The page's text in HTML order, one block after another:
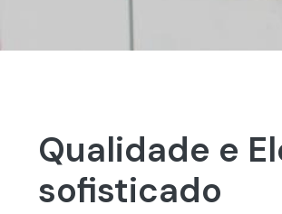
Qualidade e
sofisticado